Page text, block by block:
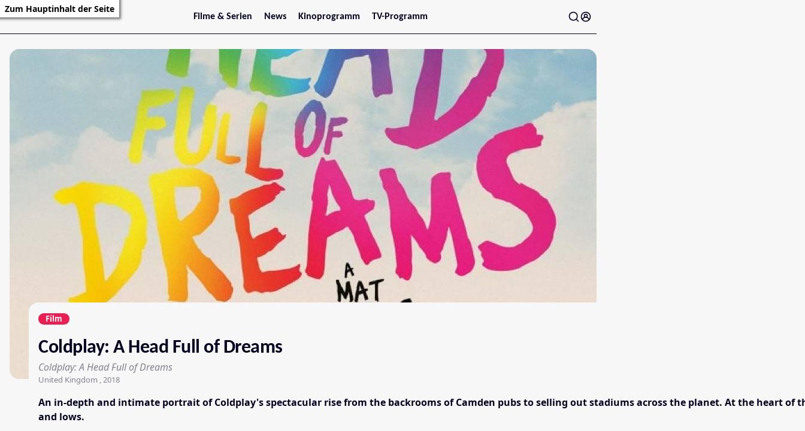
Zum Hauptinhalt der Seite
Filme & Serien
Trailer
Filmarchiv
News
Stars
Kinoprogramm
Jetzt im Kino
Niederösterreich
Oberösterreich
Steiermark
Burgenland
Kärnten
Salzburg
Tirol
Vorarlberg
TV-Programm
Film
Coldplay: A Head Full of Dreams
Coldplay: A Head Full of Dreams
United Kingdom , 2018
An in-depth and intimate portrait of Coldplay's spectacular rise from the backrooms of Camden pubs to selling out stadiums across the planet. At the heart
and lows.